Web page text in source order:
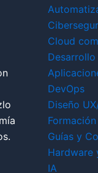
Cloud
DevOps
Diseño
Guías y
Hardware
IA